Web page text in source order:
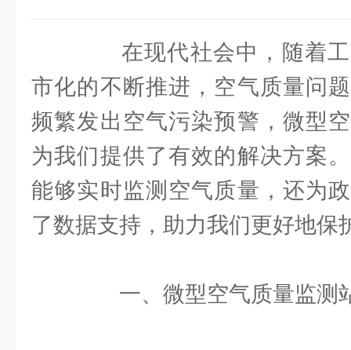
在现代社会中，随着工
市化的不断推进，空气质量问
频繁发出空气污染预警，微型
为我们提供了有效的解决方案
能够实时监测空气质量，还为
了数据支持，助力我们更好地保
一、微型空气质量监测